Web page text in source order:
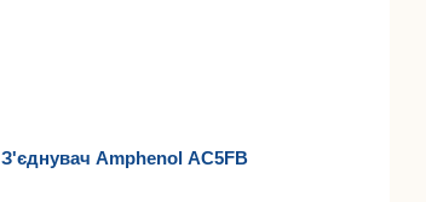
З'єднувач Amphenol AC5FB